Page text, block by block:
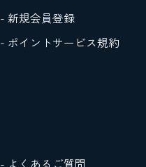
- 新規会員登録
- ポイントサービス規約
- よくあるご質問